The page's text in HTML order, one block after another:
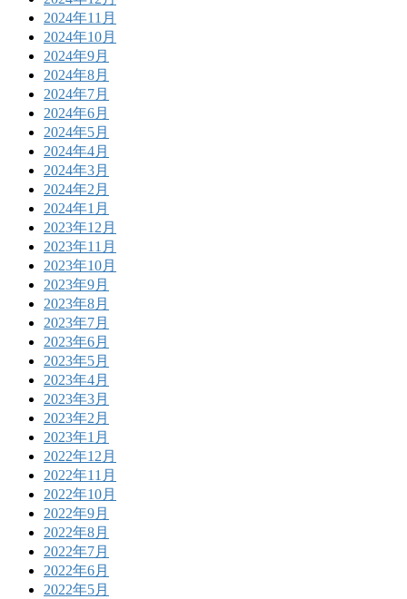
2024年11月
2024年10月
2024年9月
2024年8月
2024年7月
2024年6月
2024年5月
2024年4月
2024年3月
2024年2月
2024年1月
2023年12月
2023年11月
2023年10月
2023年9月
2023年8月
2023年7月
2023年6月
2023年5月
2023年4月
2023年3月
2023年2月
2023年1月
2022年12月
2022年11月
2022年10月
2022年9月
2022年8月
2022年7月
2022年6月
2022年5月